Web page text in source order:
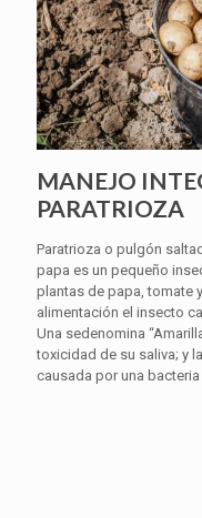
MANEJO
PARATRIOZA
Paratrioza o pulgón
papa es un pequeño
plantas de papa, tomate
alimentación el insecto
Una sedenomina
toxicidad de su saliva; y
causada por una